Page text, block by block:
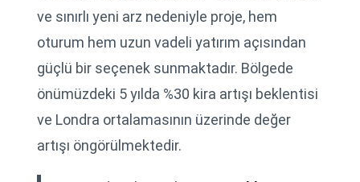
ve sınırlı yeni arz nedeniyle proje, hem
oturum hem uzun vadeli yatırım açısından
güçlü bir seçenek sunmaktadır. Bölgede
önümüzdeki 5 yılda %30 kira artışı beklentisi
ve Londra ortalamasının üzerinde değer
artışı öngörülmektedir.